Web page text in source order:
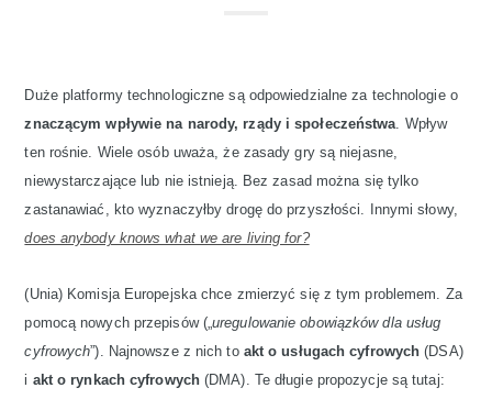
Duże platformy technologiczne są odpowiedzialne za technologie o
znaczącym wpływie na narody, rządy i społeczeństwa. Wpływ
ten rośnie. Wiele osób uważa, że ​​zasady gry są niejasne,
niewystarczające lub nie istnieją. Bez zasad można się tylko
zastanawiać, kto wyznaczyłby drogę do przyszłości. Innymi słowy,
does anybody knows what we are living for?
(Unia) Komisja Europejska chce zmierzyć się z tym problemem. Za
pomocą nowych przepisów („uregulowanie obowiązków dla usług
cyfrowych”). Najnowsze z nich to akt o usługach cyfrowych (DSA)
i akt o rynkach cyfrowych(DMA). Te długie propozycje są tutaj: